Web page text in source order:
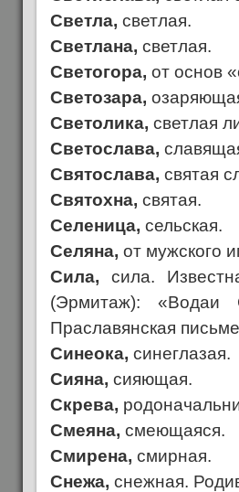
Светла, светлая.
Светлана, светлая.
Светогора, от основ
Светозара,
Светолика, светлая
Светослава,
Святослава, святая
Святохна, святая.
Селеница, сельская.
Селяна, от мужского
Сила,сила.
(Эрмитаж): «Водаи
Праславянская
Синеока, синеглазая.
Сияна, сияющая.
Скрева,
Смеяна, смеющаяся.
Смирена, смирная.
Снежа, снежная.